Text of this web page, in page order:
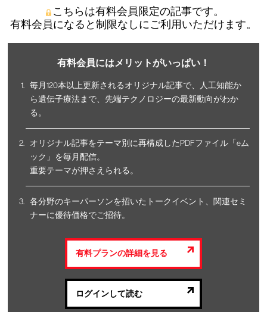
こちらは有料会員限定の記事です。
有料会員になると制限なしにご利用いただけます。
有料会員にはメリットがいっぱい！
毎月120本以上更新されるオリジナル記事で、人工知能か
ら遺伝子療法まで、先端テクノロジーの最新動向がわか
る。
オリジナル記事をテーマ別に再構成したPDFファイル「eム
ック」を毎月配信。
重要テーマが押さえられる。
各分野のキーパーソンを招いたトークイベント、関連セミ
ナーに優待価格でご招待。
有料プランの詳細を見る
ログインして読む